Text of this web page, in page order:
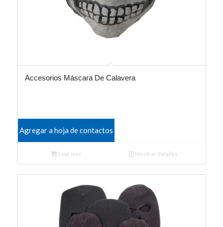
Accesorios Máscara De Calavera
Agregar a hoja de contactos
Leer más Mostrar detalles